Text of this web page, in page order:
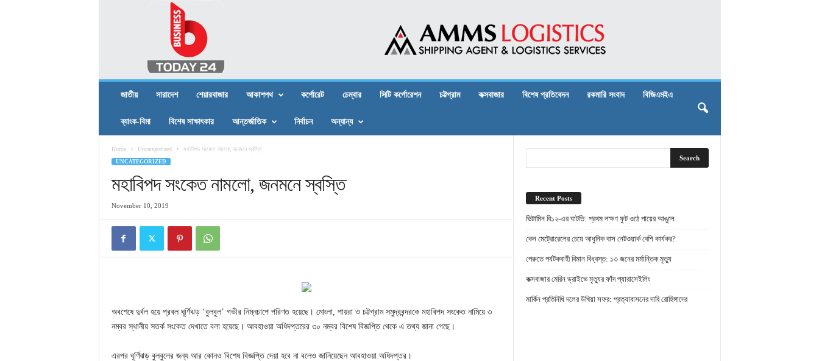
জাতীয় সারাদেশ শেয়ারবাজার আকাশপথ কর্পোরেট চেম্বার সিটি কর্পোরেশন চট্টগ্রাম কক্সবাজার বিশেষ প্রতিবেদন রকমারি সংবাদ বিজিএমইএ
ব্যাংক-বিমা বিশেষ সাক্ষাৎকার আন্তর্জাতিক নির্বাচন অন্যান্য
Home Uncategorized মহাবিপদ সংকেত নামলো, জনমনে স্বস্তি
UNCATEGORIZED
মহাবিপদ সংকেত নামলো, জনমনে স্বস্তি
November 10, 2019
অবশেষে দুর্বল হয়ে প্রবল ঘূর্ণিঝড় ‘বুলবুল’ গভীর নিম্নচাপে পরিণত হয়েছে। মোংলা, পায়রা ও চট্টগ্রাম সমুদ্রবন্দরকে মহাবিপদ সংকেত নামিয়ে ৩
নম্বর স্থানীয় সতর্ক সংকেত দেখাতে বলা হয়েছে। আবহাওয়া অধিদপ্তরের ৩০ নম্বর বিশেষ বিজ্ঞপ্তি থেকে এ তথ্য জানা গেছে।
এরপর ঘূর্ণিঝড় বুলবুলের জন্য আর কোনও বিশেষ বিজ্ঞপ্তি দেয়া হবে না বলেও জানিয়েছেন আবহাওয়া অধিদপ্তর।
Recent Posts
ভিটামিন বি১২-এর ঘাটতি: প্রথম লক্ষণ ফুট ওঠে পায়ের আঙুলে
কেন মেট্রোরেলের চেয়ে আধুনিক বাস নেটওয়ার্ক বেশি কার্যকর?
পেরুতে পর্যটকবাহী বিমান বিধ্বস্ত: ১৩ জনের মর্মান্তিক মৃত্যু
কক্সবাজার মেরিন ড্রাইভে মৃত্যুর ফাঁদ প্যারাসেইলিং
মার্কিন প্রতিনিধি দলের উখিয়া সফর: প্রত্যাবাসনের দাবি রোহিঙ্গাদের